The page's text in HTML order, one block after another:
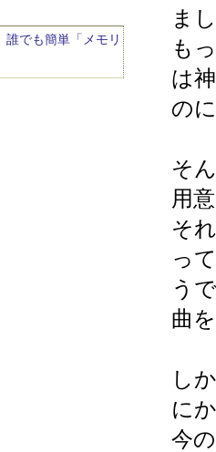
誰でも簡単「メモリ
ま
も
は
の
そ
用
そ
っ
う
曲
し
に
今